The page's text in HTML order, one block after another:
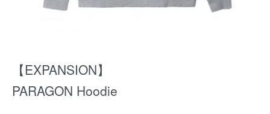
【EXPANSION】
PARAGON Hoodie